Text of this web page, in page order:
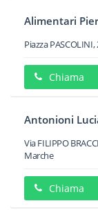
Alimentari
Piazza PASCOLINI,
Chiama
Antonioni
Via FILIPPO
Marche
Chiama